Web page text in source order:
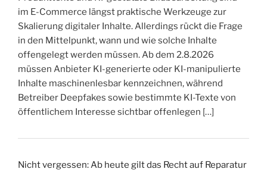
im E-Commerce längst praktische Werkzeuge zur
Skalierung digitaler Inhalte. Allerdings rückt die Frage
in den Mittelpunkt, wann und wie solche Inhalte
offengelegt werden müssen. Ab dem 2.8.2026
müssen Anbieter KI-generierte oder KI-manipulierte
Inhalte maschinenlesbar kennzeichnen, während
Betreiber Deepfakes sowie bestimmte KI-Texte von
öffentlichem Interesse sichtbar offenlegen […]
Nicht vergessen: Ab heute gilt das Recht auf Reparatur